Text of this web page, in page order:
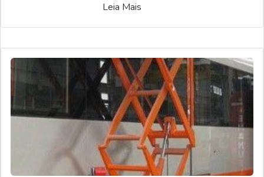
Leia Mais